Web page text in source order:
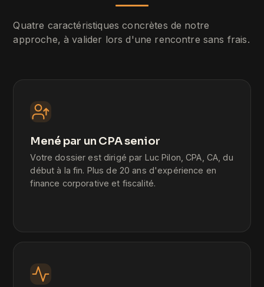
Quatre caractéristiques concrètes de notre
approche, à valider lors d'une rencontre sans frais.
Mené par un CPA senior
Votre dossier est dirigé par Luc Pilon, CPA, CA, du
début à la fin. Plus de 20 ans d'expérience en
finance corporative et fiscalité.